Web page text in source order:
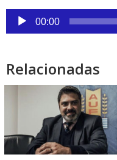
Reproductor
de
00:00
Relacionadas